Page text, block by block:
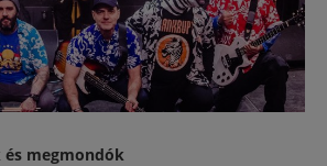
megmondók